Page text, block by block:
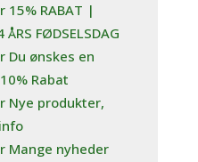
15% RABAT |
FØDSELSDAG
Du ønskes en
Rabat
Nye produkter,
Mange nyheder